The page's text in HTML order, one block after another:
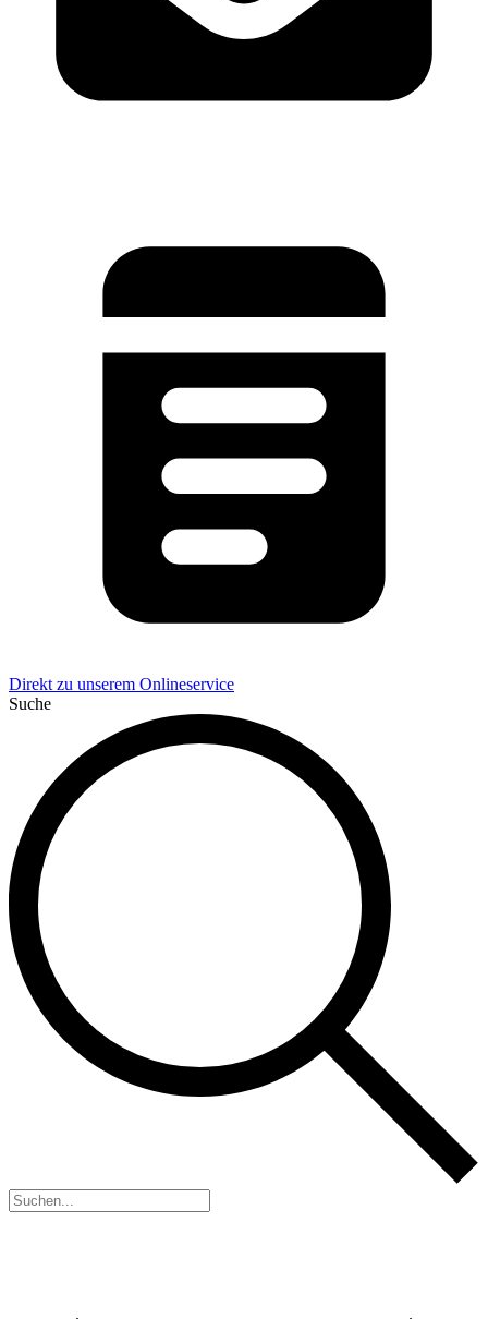
Direkt zu unserem Onlineservice
Suche